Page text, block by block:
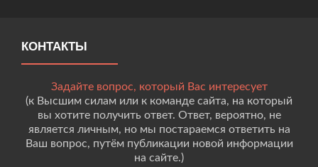
КОНТАКТЫ
Задайте вопрос, который Вас интересует
(к Высшим силам или к команде сайта, на который
вы хотите получить ответ. Ответ, вероятно, не
является личным, но мы постараемся ответить на
Ваш вопрос, путём публикации новой информации
на сайте.)